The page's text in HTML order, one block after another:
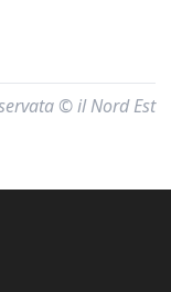
© il Nord Est